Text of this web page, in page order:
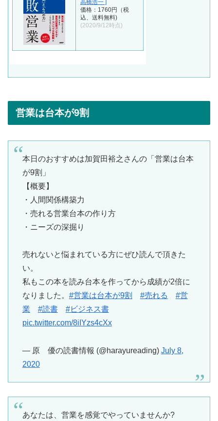
高橋浩一 ]
価格：1760円（税
込、送料無料)
(2020/9/12時点)
営業は台本が9割
本日のおすすめは加賀田裕之さんの「営業は台本
が9割」
【概要】
・人間関係構築力
・売れる営業台本の作り方
・ニーズの深掘り
売れないと悩まれている方にぜひ読んで頂きた
い。
私もこの本を読み台本を作ってから成績が2倍に
なりました。 #営業は台本が9割 #売れる
#営
業
#読書
#ビジネス書
pic.twitter.com/8iIYzs4cXx
— 原 優の読書情報 (@harayureading) July 8,
2020
あなたは、営業を感覚でやっていませんか?